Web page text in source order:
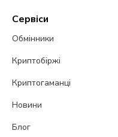
Сервіси
Обмінники
Криптобіржі
Криптогаманці
Новини
Блог